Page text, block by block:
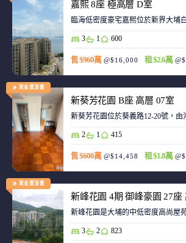
嘉熙 8座 極高層 D室
臨海低密度豪宅嘉熙位於新界大埔
3 1 600
售 $960萬 @$16,000 租 $2.6萬
黃金置頂盤
新葵芳花園 B座 高層 07室
新葵芳花園位於葵義路12-20號，
2 1 415
售 $600萬 @$14,458 租 $1.8萬
黃金置頂盤
新峰花園 4期 御峰豪園 27座
新峰花園是大埔的中低密度高尚屋
3 2 823